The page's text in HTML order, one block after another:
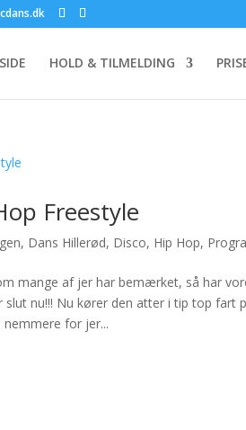
HOLD & TILMELDING
Freestyle
, Dans Hillerød, Disco, Hip Hop,
mange af jer har bemærket, så har
slut nu!!! Nu kører den atter i tip top fart
for jer...